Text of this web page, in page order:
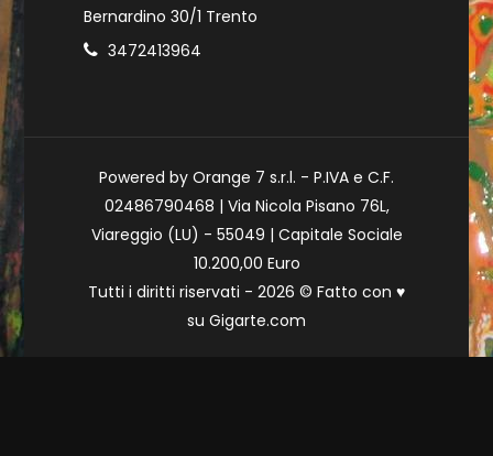
Bernardino 30/1 Trento
3472413964
Powered by Orange 7 s.r.l. - P.IVA e C.F.
02486790468 | Via Nicola Pisano 76L,
Viareggio (LU) - 55049 | Capitale Sociale
10.200,00 Euro
Tutti i diritti riservati - 2026 © Fatto con ♥
su Gigarte.com